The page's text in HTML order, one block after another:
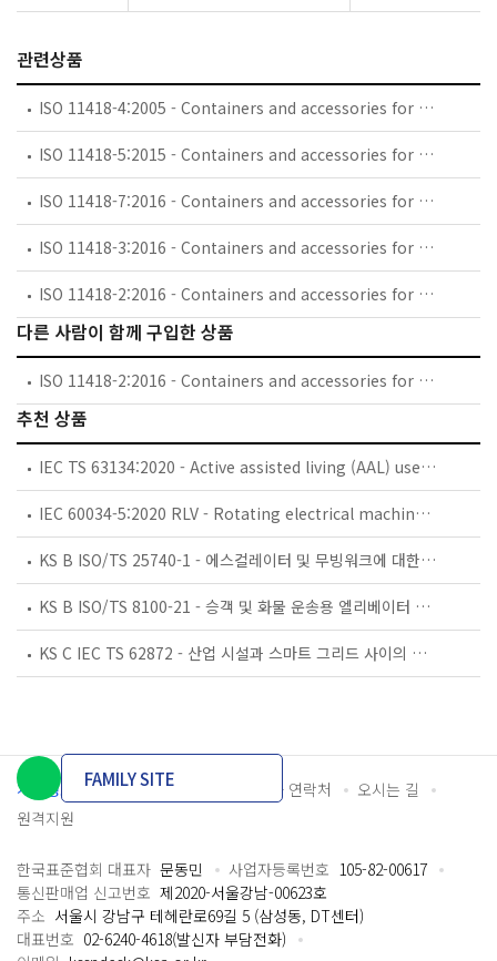
관련상품
ISO 11418-4:2005 - Containers and accessories for pharmaceutical preparations — Part 4: Tablet glass bottles
ISO 11418-5:2015 - Containers and accessories for pharmaceutical preparations — Part 5: Dropper assemblies
ISO 11418-7:2016 - Containers and accessories for pharmaceutical preparations — Part 7: Screw-neck vials made of glass tubing for liquid dosage forms
ISO 11418-3:2016 - Containers and accessories for pharmaceutical preparations — Part 3: Screw-neck glass bottles (veral) for solid and liquid dosage forms
ISO 11418-2:2016 - Containers and accessories for pharmaceutical preparations — Part 2: Screw-neck glass bottles for syrups
다른 사람이 함께 구입한 상품
ISO 11418-2:2016 - Containers and accessories for pharmaceutical preparations — Part 2: Screw-neck glass bottles for syrups
추천 상품
IEC TS 63134:2020 - Active assisted living (AAL) use cases
IEC 60034-5:2020 RLV - Rotating electrical machines - Part 5: Degrees of protection provided by the integral design of rotating electrical machines (IP code) - Classification
KS B ISO/TS 25740-1 - 에스컬레이터 및 무빙워크에 대한 안전요건 — 제1부: 세계공통 필수 안전요건(GESRs)
KS B ISO/TS 8100-21 - 승객 및 화물 운송용 엘리베이터 —제21부: 세계공통 필수안전요건(GESRs)을 충족하는 세계공통 안전 파라미터(GSPs)
KS C IEC TS 62872 - 산업 시설과 스마트 그리드 사이의 산업 공정 측정, 제어 및 자동화 시스템 인터페이스
개인정보처리방침 이용약관 담당자 연락처
오시는 길
원격지원
FAMILY SITE
한국표준협회 대표자 문동민 사업자등록번호 105-82-00617
통신판매업 신고번호 제2020-서울강남-00623호
주소 서울시 강남구 테헤란로69길 5 (삼성동, DT센터)
대표번호 02-6240-4618(발신자 부담전화)